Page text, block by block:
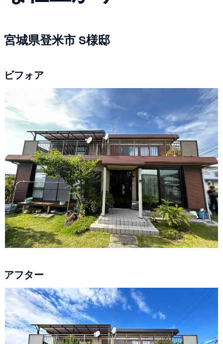
宮城県登米市 S様邸
ビフォア
アフター